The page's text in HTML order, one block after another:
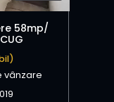
58mp/
vânzare